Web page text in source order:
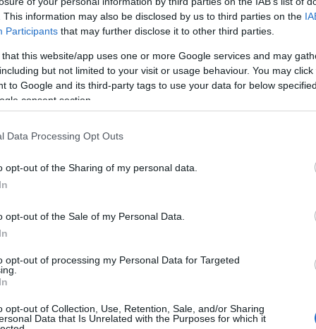
This information may also be disclosed by us to third parties on the
Participants that may further disclose it to other third parties.
that this website/app uses one or more Google services and may
but not limited to your visit or usage behaviour. You may
to Google and its third-party tags to use your data for below
consent section.
Data Processing Opt Outs
opt-out of the Sharing of my personal data.
opt-out of the Sale of my Personal Data.
opt-out of processing my Personal Data for Targeted
opt-out of Collection, Use, Retention, Sale, and/or Sharing
Data that Is Unrelated with the Purposes for which it
la sicurezza in tale ambito. Già il numero
almassimo 18 persone,permette di gestire
le dimensioni dello scalo luganese e degli
ridottissimi e lapossibilità del
di viaggiare in tutta sicurezzae
da 490 franchi(sola andata) e 890